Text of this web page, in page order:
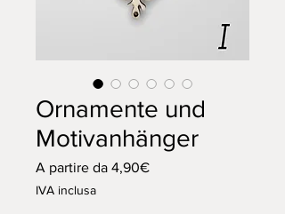
Ornamente und
Motivanhänger
A partire da 4,90€Prezzo
IVA inclusa